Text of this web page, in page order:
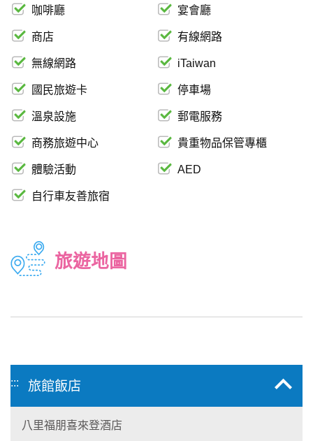
咖啡廳 宴會廳
商店 有線網路
無線網路 iTaiwan
國民旅遊卡 停車場
溫泉設施 郵電服務
商務旅遊中心 貴重物品保管專櫃
體驗活動 AED
自行車友善旅宿
旅遊地圖
::: 旅館飯店
八里福朋喜來登酒店